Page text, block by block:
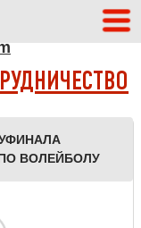
ВОЛЕЙБОЛУ